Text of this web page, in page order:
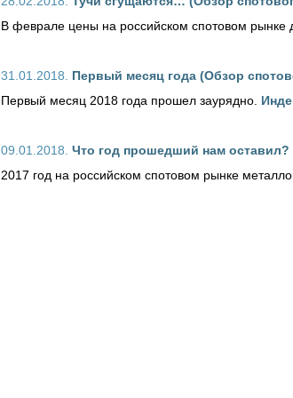
В феврале цены на российском спотовом рынке
31.01.2018. Первый месяц года (Обзор
Первый месяц 2018 года прошел заурядно.
09.01.2018. Что год прошедший нам оставил?
2017 год на российском спотовом рынке